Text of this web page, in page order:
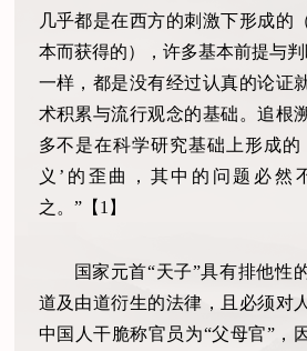
几乎都是在西方的刺激下形成的
本而获得的），许多基本前提与判
一样，都是没有经过认真的论证
术积累与流行观念的基础。追根
多不是在科学研究基础上形成的
义’的歪曲，其中的问题必然
之。”【1】
国家元首“天子”具有排他性
道及由道衍生的法律，且必须对
中国人干脆称官员为“父母官”，